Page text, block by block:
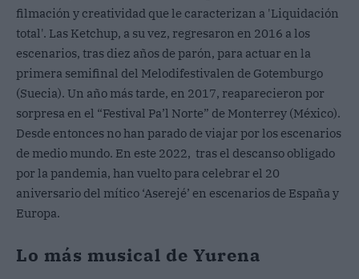
filmación y creatividad que le caracterizan a 'Liquidación
total'. Las Ketchup, a su vez, regresaron en 2016 a los
escenarios, tras diez años de parón, para actuar en la
primera semifinal del Melodifestivalen de Gotemburgo
(Suecia). Un año más tarde, en 2017, reaparecieron por
sorpresa en el “Festival Pa’l Norte” de Monterrey (México).
Desde entonces no han parado de viajar por los escenarios
de medio mundo. En este 2022, tras el descanso obligado
por la pandemia, han vuelto para celebrar el 20
aniversario del mítico ‘Aserejé’ en escenarios de España y
Europa.
Lo más musical de Yurena